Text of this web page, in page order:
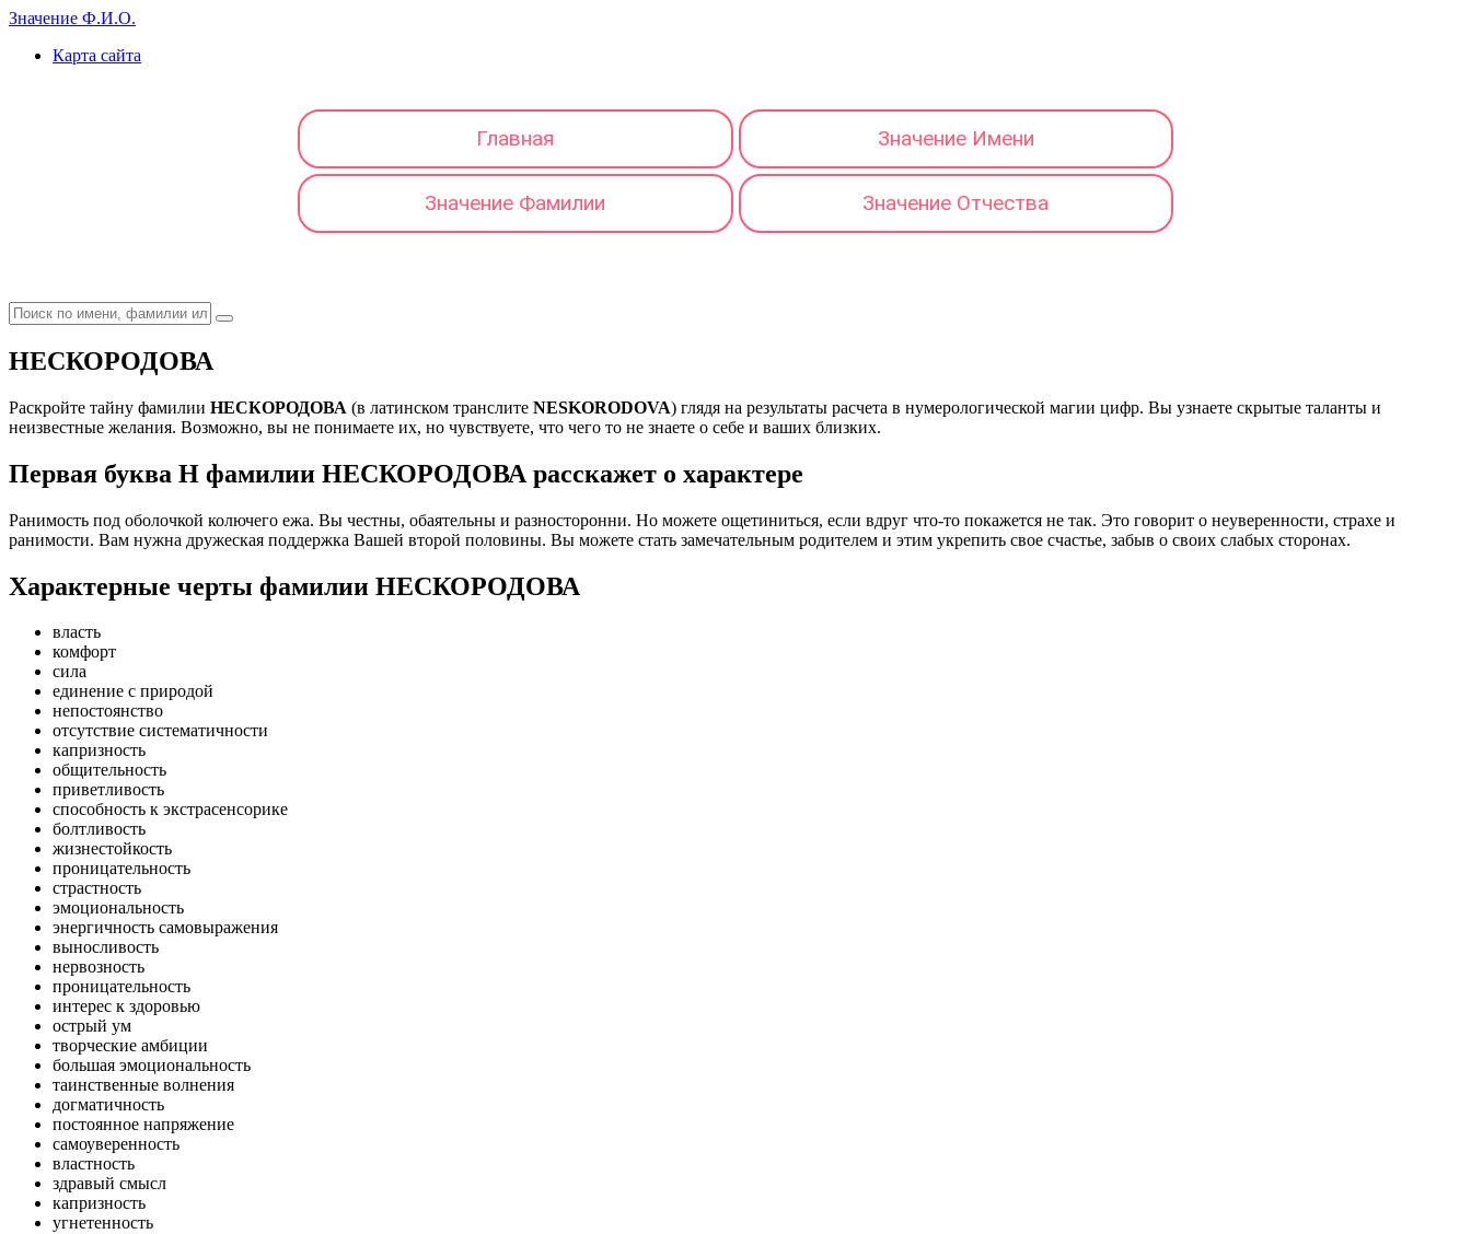
Значение Ф.И.О.
Карта сайта
Главная Значение Имени
Значение Фамилии Значение Отчества
НЕСКОРОДОВА
Раскройте тайну фамилии НЕСКОРОДОВА (в латинском транслите NESKORODOVA) глядя на результаты расчета в нумерологической магии цифр. Вы узнаете скрытые таланты и
неизвестные желания. Возможно, вы не понимаете их, но чувствуете, что чего то не знаете о себе и ваших близких.
Первая буква Н фамилии НЕСКОРОДОВА расскажет о характере
Ранимость под оболочкой колючего ежа. Вы честны, обаятельны и разносторонни. Но можете ощетиниться, если вдруг что-то покажется не так. Это говорит о неуверенности, страхе и
ранимости. Вам нужна дружеская поддержка Вашей второй половины. Вы можете стать замечательным родителем и этим укрепить свое счастье, забыв о своих слабых сторонах.
Характерные черты фамилии НЕСКОРОДОВА
власть
комфорт
сила
единение с природой
непостоянство
отсутствие систематичности
капризность
общительность
приветливость
способность к экстрасенсорике
болтливость
жизнестойкость
проницательность
страстность
эмоциональность
энергичность самовыражения
выносливость
нервозность
проницательность
интерес к здоровью
острый ум
творческие амбиции
большая эмоциональность
таинственные волнения
догматичность
постоянное напряжение
самоуверенность
властность
здравый смысл
капризность
угнетенность